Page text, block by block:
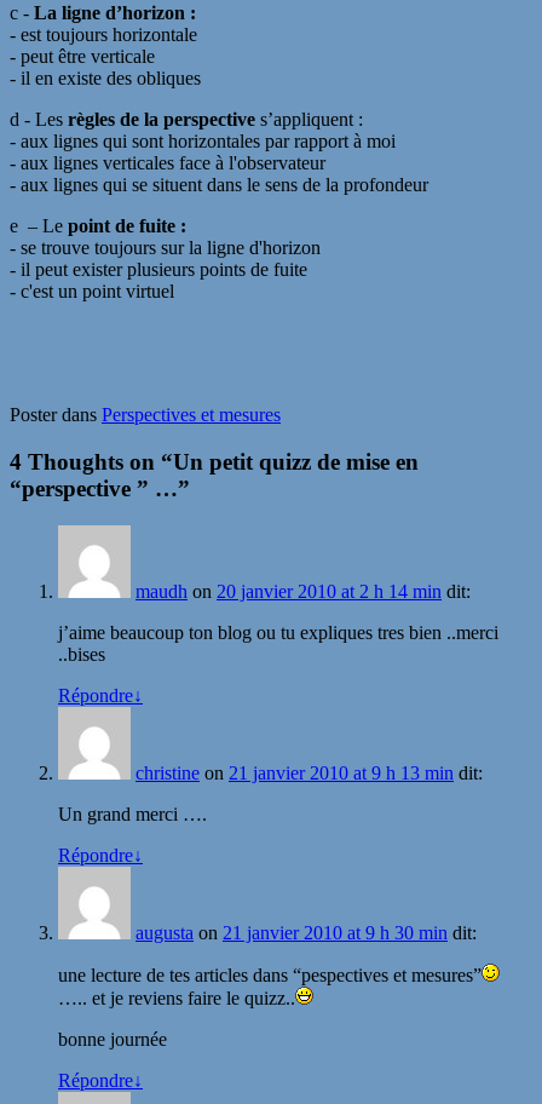
c - La ligne d’horizon :
- est toujours horizontale
- peut être verticale
- il en existe des obliques
d - Les règles de la perspective s’appliquent :
- aux lignes qui sont horizontales par rapport à moi
- aux lignes verticales face à l'observateur
- aux lignes qui se situent dans le sens de la profondeur
e – Le point de fuite :
- se trouve toujours sur la ligne d'horizon
- il peut exister plusieurs points de fuite
- c'est un point virtuel
Poster dans Perspectives et mesures
4 Thoughts on “Un petit quizz de mise en
“perspective ” …”
maudh on 20 janvier 2010 at 2 h 14 min dit:
j’aime beaucoup ton blog ou tu expliques tres bien ..merci
..bises
Répondre↓
christine on 21 janvier 2010 at 9 h 13 min dit:
Un grand merci ….
Répondre↓
augusta on 21 janvier 2010 at 9 h 30 min dit:
une lecture de tes articles dans “pespectives et mesures”
….. et je reviens faire le quizz..
bonne journée
Répondre↓